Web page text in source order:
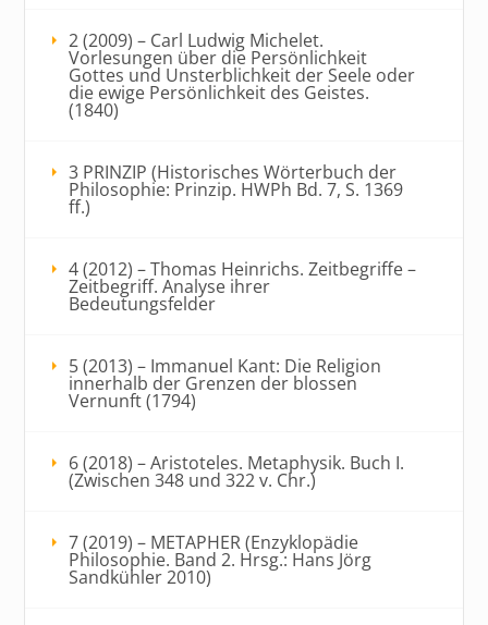
2 (2009) – Carl Ludwig Michelet.
Vorlesungen über die Persönlichkeit
Gottes und Unsterblichkeit der Seele oder
die ewige Persönlichkeit des Geistes.
(1840)
3 PRINZIP (Historisches Wörterbuch der
Philosophie: Prinzip. HWPh Bd. 7, S. 1369
ff.)
4 (2012) – Thomas Heinrichs. Zeitbegriffe –
Zeitbegriff. Analyse ihrer
Bedeutungsfelder
5 (2013) – Immanuel Kant: Die Religion
innerhalb der Grenzen der blossen
Vernunft (1794)
6 (2018) – Aristoteles. Metaphysik. Buch I.
(Zwischen 348 und 322 v. Chr.)
7 (2019) – METAPHER (Enzyklopädie
Philosophie. Band 2. Hrsg.: Hans Jörg
Sandkühler 2010)